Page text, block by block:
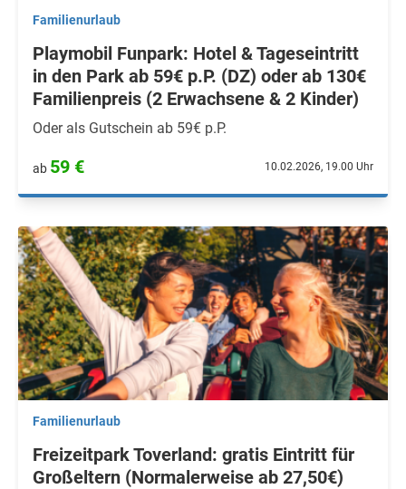
Familienurlaub
Playmobil Funpark: Hotel & Tageseintritt
in den Park ab 59€ p.P. (DZ) oder ab 130€
Familienpreis (2 Erwachsene & 2 Kinder)
Oder als Gutschein ab 59€ p.P.
ab 59 € 10.02.2026, 19.00 Uhr
Familienurlaub
Freizeitpark Toverland: gratis Eintritt für
Großeltern (Normalerweise ab 27,50€)